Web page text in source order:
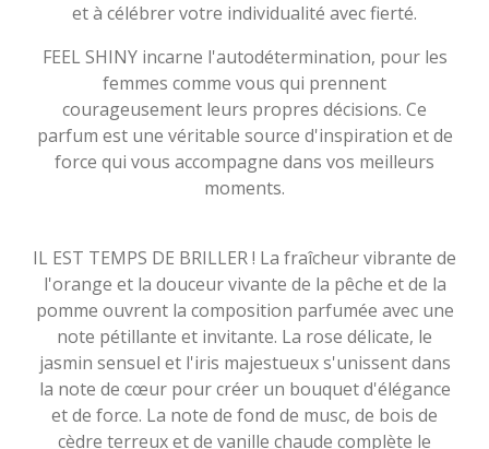
et à célébrer votre individualité avec fierté.
FEEL SHINY incarne l'autodétermination, pour les
femmes comme vous qui prennent
courageusement leurs propres décisions. Ce
parfum est une véritable source d'inspiration et de
force qui vous accompagne dans vos meilleurs
moments.
IL EST TEMPS DE BRILLER ! La fraîcheur vibrante de
l'orange et la douceur vivante de la pêche et de la
pomme ouvrent la composition parfumée avec une
note pétillante et invitante. La rose délicate, le
jasmin sensuel et l'iris majestueux s'unissent dans
la note de cœur pour créer un bouquet d'élégance
et de force. La note de fond de musc, de bois de
cèdre terreux et de vanille chaude complète le